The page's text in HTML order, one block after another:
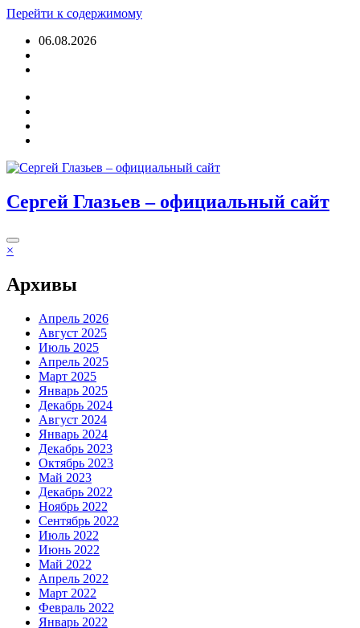
Перейти к содержимому
06.08.2026
Сергей Глазьев – официальный сайт
×
Архивы
Апрель 2026
Август 2025
Июль 2025
Апрель 2025
Март 2025
Январь 2025
Декабрь 2024
Август 2024
Январь 2024
Декабрь 2023
Октябрь 2023
Май 2023
Декабрь 2022
Ноябрь 2022
Сентябрь 2022
Июль 2022
Июнь 2022
Май 2022
Апрель 2022
Март 2022
Февраль 2022
Январь 2022